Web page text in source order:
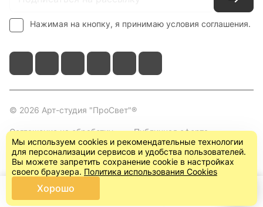
Нажимая на кнопку, я принимаю условия соглашения.
© 2026 Арт-студия "ПроСвет"®
Соглашение на обработку
персональных данных
Публичная оферта
(пользовательское
соглашение)
Главная Каталог
Мы используем cookies и рекомендательные технологии
для персонализации сервисов и удобства пользователей.
Вы можете запретить сохранение cookie в настройках
своего браузера. Политика использования Cookies
Хорошо